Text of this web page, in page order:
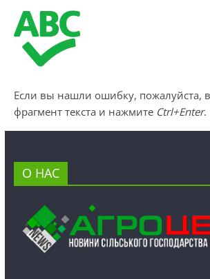
Если вы нашли ошибку, пожалуйста,
фрагмент текста и нажмите Ctrl+Enter.
О НАС